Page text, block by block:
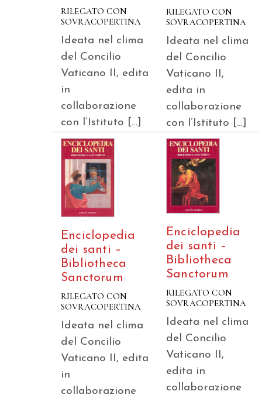
RILEGATO CON
SOVRACOPERTINA
Ideata nel clima
del Concilio
Vaticano II, edita
in
collaborazione
con l’Istituto […]
RILEGATO CON
SOVRACOPERTINA
Ideata nel clima
del Concilio
Vaticano II,
edita in
collaborazione
con l’Istituto […]
Enciclopedia
dei santi –
Bibliotheca
Sanctorum
RILEGATO CON
SOVRACOPERTINA
Ideata nel clima
del Concilio
Vaticano II, edita
in
collaborazione
Enciclopedia
dei santi –
Bibliotheca
Sanctorum
RILEGATO CON
SOVRACOPERTINA
Ideata nel clima
del Concilio
Vaticano II,
edita in
collaborazione